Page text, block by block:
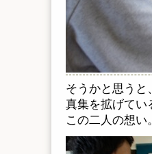
そうかと思うと
真集を拡げてい
この二人の想い